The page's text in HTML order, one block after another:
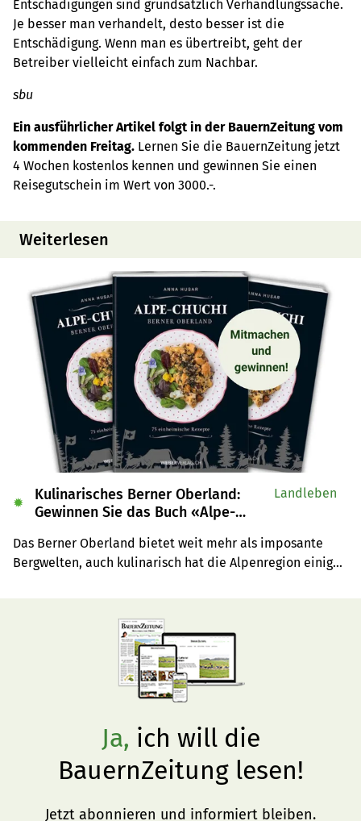
Entschädigungen sind grundsätzlich Verhandlungssache.
Je besser man verhandelt, desto besser ist die
Entschädigung. Wenn man es übertreibt, geht der
Betreiber vielleicht einfach zum Nachbar.
sbu
Ein ausführlicher Artikel folgt in der BauernZeitung vom
kommenden Freitag. Lernen Sie die BauernZeitung jetzt
4 Wochen kostenlos kennen und gewinnen Sie einen
Reisegutschein im Wert von 3000.-.
Weiterlesen
Kulinarisches Berner Oberland:
Gewinnen Sie das Buch «Alpe-
Das Berner Oberland bietet weit mehr als imposante
Bergwelten, auch kulinarisch hat die Alpenregion einiges
«Alpe-Chuchi – Berner Oberland» vom Weber Verlag.
✹
Landleben
Ja, ich will die
BauernZeitung lesen!
Jetzt abonnieren und informiert bleiben.